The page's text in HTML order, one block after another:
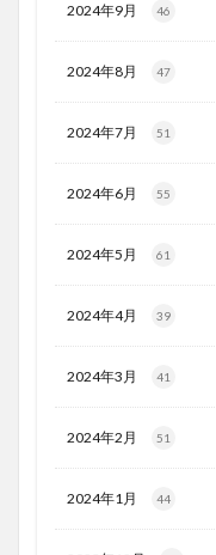
2024年9月 46
2024年8月 47
2024年7月 51
2024年6月 55
2024年5月 61
2024年4月 39
2024年3月 41
2024年2月 51
2024年1月 44